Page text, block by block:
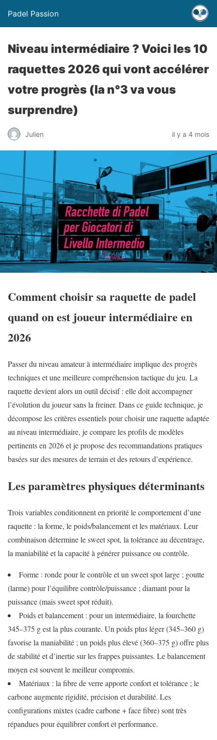
Padel Passion
Niveau intermédiaire ? Voici les 10
raquettes 2026 qui vont accélérer
votre progrès (la n°3 va vous
surprendre)
Julien il y a 4 mois
Comment choisir sa raquette de padel
quand on est joueur intermédiaire en
2026
Passer du niveau amateur à intermédiaire implique des progrès
techniques et une meilleure compréhension tactique du jeu. La
raquette devient alors un outil décisif : elle doit accompagner
l’évolution du joueur sans la freiner. Dans ce guide technique, je
décompose les critères essentiels pour choisir une raquette adaptée
au niveau intermédiaire, je compare les profils de modèles
pertinents en 2026 et je propose des recommandations pratiques
basées sur des mesures de terrain et des retours d’expérience.
Les paramètres physiques déterminants
Trois variables conditionnent en priorité le comportement d’une
raquette : la forme, le poids/balancement et les matériaux. Leur
combinaison détermine le sweet spot, la tolérance au décentrage,
la maniabilité et la capacité à générer puissance ou contrôle.
Forme : ronde pour le contrôle et un sweet spot large ; goutte
(larme) pour l’équilibre contrôle/puissance ; diamant pour la
puissance (mais sweet spot réduit).
Poids et balancement : pour un intermédiaire, la fourchette
345–375 g est la plus courante. Un poids plus léger (345–360 g)
favorise la maniabilité ; un poids plus élevé (360–375 g) offre plus
de stabilité et d’inertie sur les frappes puissantes. Le balancement
moyen est souvent le meilleur compromis.
Matériaux : la fibre de verre apporte confort et tolérance ; le
carbone augmente rigidité, précision et durabilité. Les
configurations mixtes (cadre carbone + face fibre) sont très
répandues pour équilibrer confort et performance.